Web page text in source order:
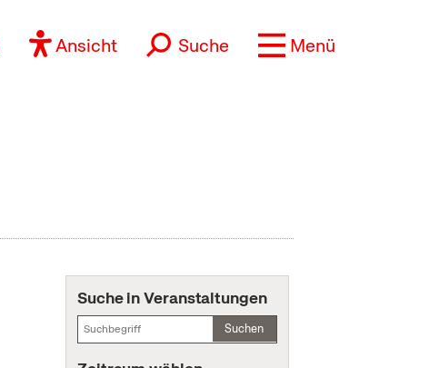
Ansicht Suche Menü
Suche in Veranstaltungen
Suchen